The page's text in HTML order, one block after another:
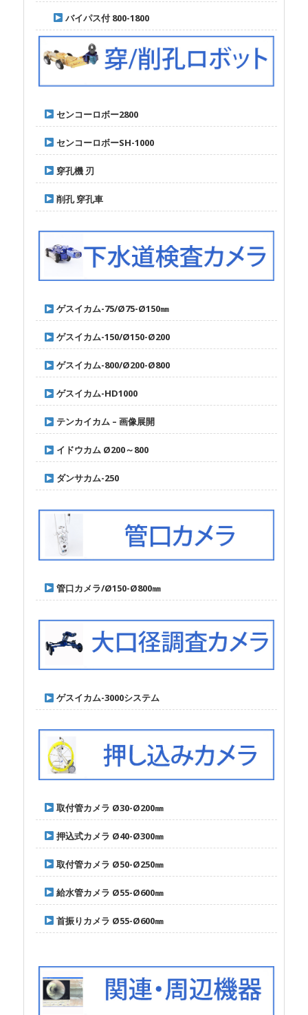
バイパス付 800-1800
センコーロボー2800
センコーロボーSH-1000
穿孔機 刃
削孔 穿孔車
ゲスイカム-75/Ø75-Ø150㎜
ゲスイカム-150/Ø150-Ø200
ゲスイカム-800/Ø200-Ø800
ゲスイカム-HD1000
テンカイカム – 画像展開
イドウカム Ø200～800
ダンサカム-250
管口カメラ/Ø150-Ø800㎜
ゲスイカム-3000システム
取付管カメラ Ø30-Ø200㎜
押込式カメラ Ø40-Ø300㎜
取付管カメラ Ø50-Ø250㎜
給水管カメラ Ø55-Ø600㎜
首振りカメラ Ø55-Ø600㎜